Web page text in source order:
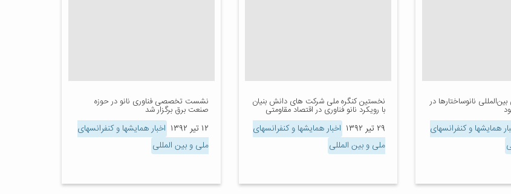
نانوساختارها در
همایشها و کنفرانسهای
نخستین کنگره ملی شرکت های دانش بنیان
با رویکرد نانو فناوری در اقتصاد مقاومتی
۲۹ تیر ۱۳۹۲
اخبار همایشها و کنفرانسهای
ملی و بین المللی
نشست تخصصی فناوری نانو در حوزه
صنعت برق برگزار شد
۱۲ تیر ۱۳۹۲
اخبار همایشها و کنفرانسهای
ملی و بین المللی